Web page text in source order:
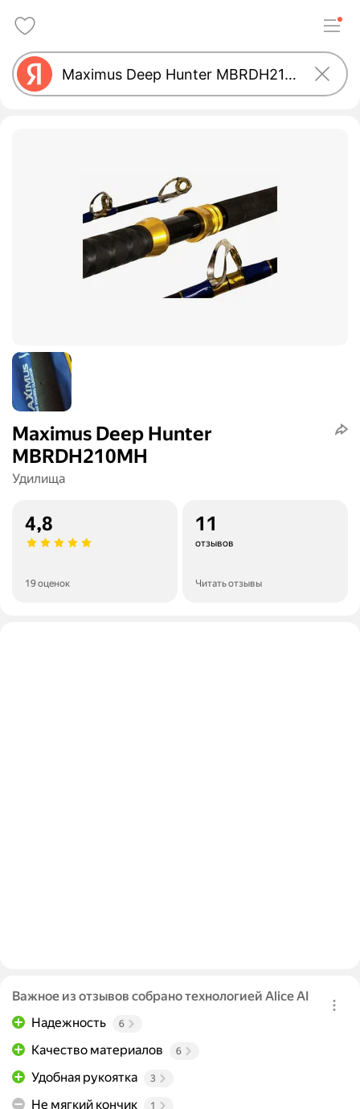
Maximus Deep Hunter
MBRDH210MH
Удилища
4,8
19 оценок
11
отзывов
Читать отзывы
Важное из отзывов собрано технологией Alice AI
Надежность
6
Качество материалов 6
Удобная рукоятка 3
Не мягкий кончик 1